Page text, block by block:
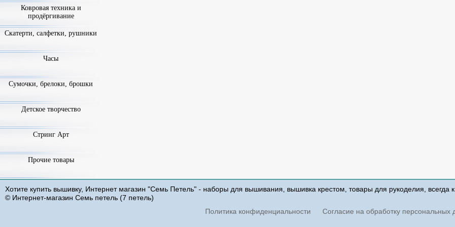
Ковровая техника и
продёргивание
Скатерти, салфетки, рушники
Часы
Сумочки, брелоки, брошки
Детское творчество
Стринг Арт
Прочие товары
Хотите купить вышивку, Интернет магазин "Семь Петель" - наборы для вышивания, вышивка крестом, товары для рукоделия, всегда
© Интернет-магазин Семь петель (7 петель)
Политика конфиденциальности
Согласие на обработку персональных